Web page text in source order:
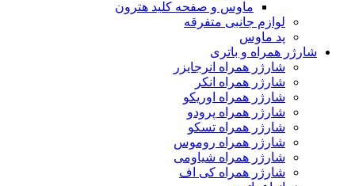
ماوس و صفحه کلید هترون
لوازم جانبی متفرقه
پد ماوس
شارژر همراه و باتری
شارژر همراه انرجایزر
شارژر همراه انکر
شارژر همراه اوریکو
شارژر همراه پرودو
شارژر همراه تسکو
شارژر همراه روموس
شارژر همراه شیاومی
شارژر همراه کی اف